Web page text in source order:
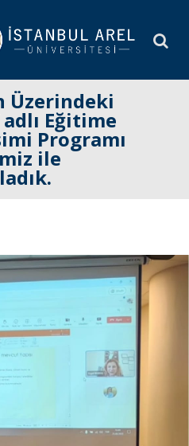
Üzerindeki
adlı Eğitime
Programı
ile